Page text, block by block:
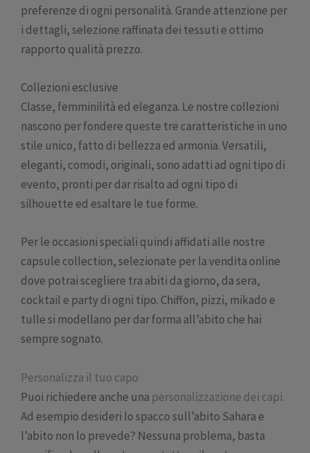
preferenze di ogni personalità. Grande attenzione per
i dettagli, selezione raffinata dei tessuti e ottimo
rapporto qualità prezzo.
Collezioni esclusive
Classe, femminilità ed eleganza. Le nostre collezioni
nascono per fondere queste tre caratteristiche in uno
stile unico, fatto di bellezza ed armonia. Versatili,
eleganti, comodi, originali, sono adatti ad ogni tipo di
evento, pronti per dar risalto ad ogni tipo di
silhouette ed esaltare le tue forme.
Per le occasioni speciali quindi affidati alle nostre
capsule collection, selezionate per la vendita online
dove potrai scegliere tra abiti da giorno, da sera,
cocktail e party di ogni tipo. Chiffon, pizzi, mikado e
tulle si modellano per dar forma all’abito che hai
sempre sognato.
Personalizza il tuo capo
Puoi richiedere anche una personalizzazione dei capi.
Ad esempio desideri lo spacco sull’abito Sahara e
l’abito non lo prevede? Nessuna problema, basta